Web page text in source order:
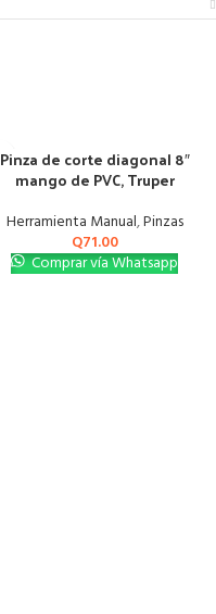
Pinza de corte diagonal 8″
mango de PVC, Truper
Herramienta Manual,Pinzas
Q71.00
Comprar vía Whatsapp